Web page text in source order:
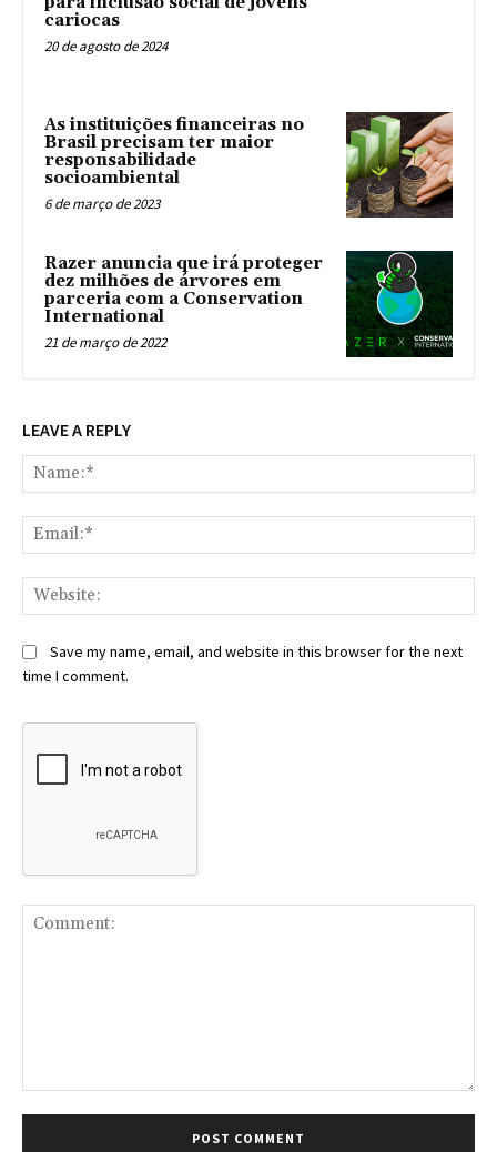
cariocas
20 de agosto de 2024
As instituições financeiras no
Brasil precisam ter maior
responsabilidade
socioambiental
6 de março de 2023
Razer anuncia que irá proteger
dez milhões de árvores em
parceria com a Conservation
International
21 de março de 2022
LEAVE A REPLY
Save my name, email, and website in this browser for the next
time I comment.